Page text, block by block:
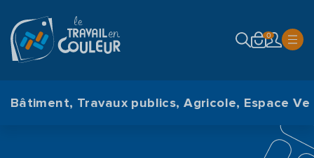
0
Bâtiment, Travaux publics, Agricole, Espace